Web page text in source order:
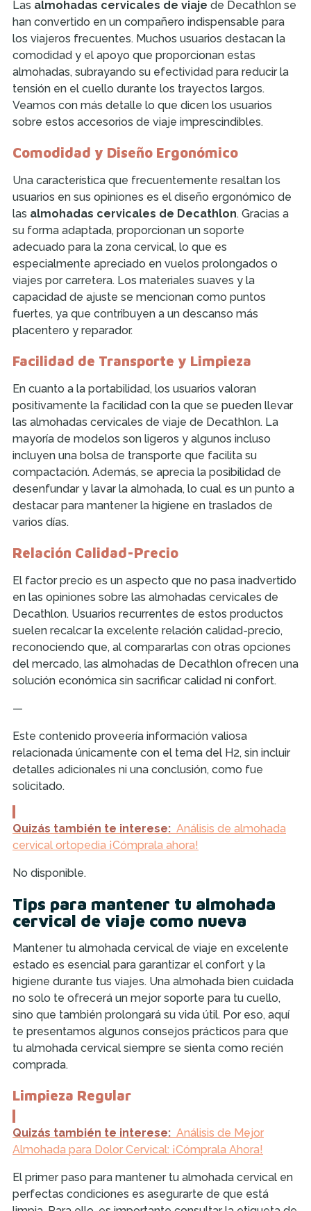
Las almohadas cervicales de viaje de Decathlon se
han convertido en un compañero indispensable para
los viajeros frecuentes. Muchos usuarios destacan la
comodidad y el apoyo que proporcionan estas
almohadas, subrayando su efectividad para reducir la
tensión en el cuello durante los trayectos largos.
Veamos con más detalle lo que dicen los usuarios
sobre estos accesorios de viaje imprescindibles.
Comodidad y Diseño Ergonómico
Una característica que frecuentemente resaltan los
usuarios en sus opiniones es el diseño ergonómico de
las almohadas cervicales de Decathlon. Gracias a
su forma adaptada, proporcionan un soporte
adecuado para la zona cervical, lo que es
especialmente apreciado en vuelos prolongados o
viajes por carretera. Los materiales suaves y la
capacidad de ajuste se mencionan como puntos
fuertes, ya que contribuyen a un descanso más
placentero y reparador.
Facilidad de Transporte y Limpieza
En cuanto a la portabilidad, los usuarios valoran
positivamente la facilidad con la que se pueden llevar
las almohadas cervicales de viaje de Decathlon. La
mayoría de modelos son ligeros y algunos incluso
incluyen una bolsa de transporte que facilita su
compactación. Además, se aprecia la posibilidad de
desenfundar y lavar la almohada, lo cual es un punto a
destacar para mantener la higiene en traslados de
varios días.
Relación Calidad-Precio
El factor precio es un aspecto que no pasa inadvertido
en las opiniones sobre las almohadas cervicales de
Decathlon. Usuarios recurrentes de estos productos
suelen recalcar la excelente relación calidad-precio,
reconociendo que, al compararlas con otras opciones
del mercado, las almohadas de Decathlon ofrecen una
solución económica sin sacrificar calidad ni confort.
—
Este contenido proveería información valiosa
relacionada únicamente con el tema del H2, sin incluir
detalles adicionales ni una conclusión, como fue
solicitado.
Quizás también te interese: Análisis de almohada
cervical ortopedia ¡Cómprala ahora!
No disponible.
Tips para mantener tu almohada
cervical de viaje como nueva
Mantener tu almohada cervical de viaje en excelente
estado es esencial para garantizar el confort y la
higiene durante tus viajes. Una almohada bien cuidada
no solo te ofrecerá un mejor soporte para tu cuello,
sino que también prolongará su vida útil. Por eso, aquí
te presentamos algunos consejos prácticos para que
tu almohada cervical siempre se sienta como recién
comprada.
Limpieza Regular
Quizás también te interese: Análisis de Mejor
Almohada para Dolor Cervical: ¡Cómprala Ahora!
El primer paso para mantener tu almohada cervical en
perfectas condiciones es asegurarte de que está